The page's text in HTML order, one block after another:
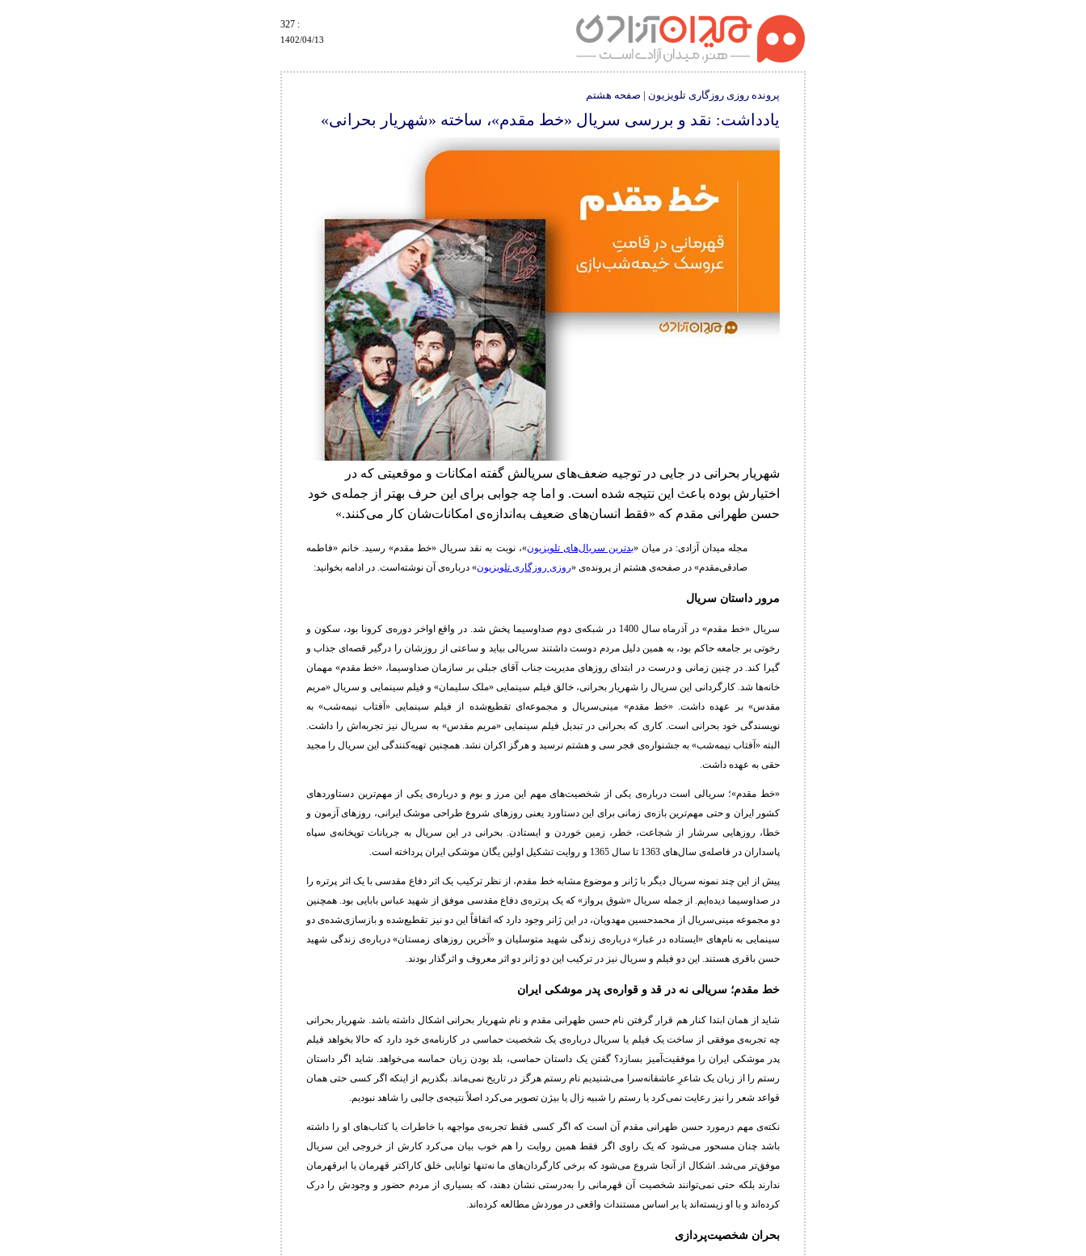
: 327
1402/04/13
پرونده روزی روزگاری تلویزیون | صفحه هشتم
یادداشت: نقد و بررسی سریال «خط مقدم»، ساخته «شهریار بحرانی»
شهریار بحرانی در جایی در توجیه ضعف‌های سریالش گفته امکانات و موقعیتی که در
اختیارش بوده باعث این نتیجه شده است. و اما چه جوابی برای این حرف بهتر از جمله‌ی خود
حسن طهرانی مقدم که «فقط انسان‌های ضعیف به‌اندازه‌ی امکانات‌شان کار می‌کنند.»
مجله میدان آزادی: در میان «بدترین سریال‌های تلویزیون»، نوبت به نقد سریال «خط مقدم» رسید. خانم «فاطمه
صادقی‌مقدم» در صفحه‌ی هشتم از پرونده‌ی «روزی روزگاری تلویزیون» درباره‌ی آن نوشته‌است. در ادامه بخوانید:
مرور داستان سریال
سریال «خط مقدم» در آذرماه سال 1400 در شبکه‌ی دوم صداوسیما پخش شد. در واقع اواخر دوره‌ی کرونا بود، سکون و
رخوتی بر جامعه حاکم بود، به همین دلیل مردم دوست داشتند سریالی بیاید و ساعتی از روزشان را درگیر قصه‌ای جذاب و
گیرا کند. در چنین زمانی و درست در ابتدای روزهای مدیریت جناب آقای جبلی بر سازمان صداوسیما، «خط مقدم» مهمان
خانه‌ها شد. کارگردانی این سریال را شهریار بحرانی، خالق فیلم سینمایی «ملک سلیمان» و فیلم سینمایی و سریال «مریم
مقدس» بر عهده داشت. «خط مقدم» مینی‌سریال و مجموعه‌ای تقطیع‌شده از فیلم سینمایی «آفتاب نیمه‌شب» به
نویسندگی خود بحرانی است. کاری که بحرانی در تبدیل فیلم سینمایی «مریم مقدس» به سریال نیز تجربه‌اش را داشت.
البته «آفتاب نیمه‌شب» به جشنواره‌ی فجر سی و هشتم نرسید و هرگز اکران نشد. همچنین تهیه‌کنندگی این سریال را مجید
حقی به عهده داشت.
«خط مقدم»؛ سریالی است درباره‌ی یکی از شخصیت‌های مهم این مرز و بوم و درباره‌ی یکی از مهم‌ترین دستاوردهای
کشور ایران و حتی مهم‌ترین بازه‌ی زمانی برای این دستاورد یعنی روزهای شروع طراحی موشک ایرانی، روزهای آزمون و
خطا، روزهایی سرشار از شجاعت، خطر، زمین خوردن و ایستادن. بحرانی در این سریال به جریانات توپخانه‌ی سپاه
پاسداران در فاصله‌ی سال‌های 1363 تا سال 1365 و روایت تشکیل اولین یگان موشکی ایران پرداخته است.
پیش از این چند نمونه‌ سریال دیگر‌ با ژانر و موضوع مشابه خط مقدم، از نظر ترکیب یک اثر دفاع مقدسی با یک اثر پرتره را
در صداوسیما دیده‌ایم. از جمله سریال «شوق پرواز» که یک پرتره‌ی دفاع مقدسی موفق از شهید عباس بابایی بود. همچنین
دو مجموعه مینی‌سریال از محمدحسین مهدویان، در این ژانر وجود دارد که اتفاقاً این دو نیز تقطیع‌شده‌ و بازسازی‌شده‌ی دو
سینمایی به نام‌های «ایستاده در غبار» درباره‌ی زندگی شهید متوسلیان و «آخرین روزهای زمستان» درباره‌ی زندگی شهید
حسن باقری هستند. این دو فیلم و سریال نیز در ترکیب این دو ژانر دو اثر معروف و اثرگذار بودند.
خط مقدم؛ سریالی نه در قد و قواره‌ی پدر موشکی ایران
شاید از همان ابتدا کنار هم قرار گرفتن نام حسن طهرانی مقدم و نام شهریار بحرانی اشکال داشته باشد. شهریار بحرانی
چه تجربه‌ی موفقی از ساخت یک فیلم یا سریال درباره‌ی یک شخصیت حماسی در کارنامه‎‌ی خود دارد که حالا بخواهد فیلم
پدر موشکی ایران را موفقیت‌آمیز بسازد؟ گفتن یک داستان حماسی، بلد بودن زبان حماسه می‌خواهد. شاید اگر داستان
رستم را از زبان یک شاعرِ عاشقانه‌سرا می‌شنیدیم نام رستم هرگز در تاریخ نمی‌ماند. بگذریم از اینکه اگر کسی حتی همان
قواعد شعر را نیز رعایت نمی‌کرد یا رستم را شبیه زال یا بیژن تصویر می‌کرد اصلاً نتیجه‌ی جالبی را شاهد نبودیم.
نکته‌ی مهم درمورد حسن طهرانی مقدم آن است که اگر کسی فقط تجربه‌ی مواجهه با خاطرات یا کتاب‌های او را داشته
باشد چنان مسحور می‌شود که یک راوی اگر فقط همین روایت را هم خوب بیان می‌کرد کارش از خروجی این سریال
موفق‌تر می‌شد. اشکال از آنجا شروع می‌شود که برخی کارگردان‌های ما نه‌تنها توانایی خلق کاراکتر قهرمان یا ابرقهرمان
ندارند بلکه حتی نمی‌توانند شخصیت آن قهرمانی را به‌درستی نشان دهند، که بسیاری از مردم حضور و وجودش را درک
کرده‌اند و با او زیسته‌اند یا بر اساس مستندات واقعی در موردش مطالعه کرده‌اند.
بحران شخصیت‌پردازی